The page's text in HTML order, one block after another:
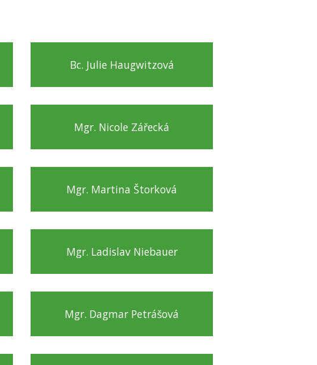
Bc. Julie Haugwitzová
Mgr. Nicole Zářecká
Mgr. Martina Štorková
Mgr. Ladislav Niebauer
Mgr. Dagmar Petrášová